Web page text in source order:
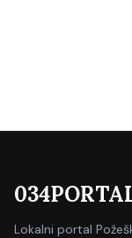
Lokalni portal